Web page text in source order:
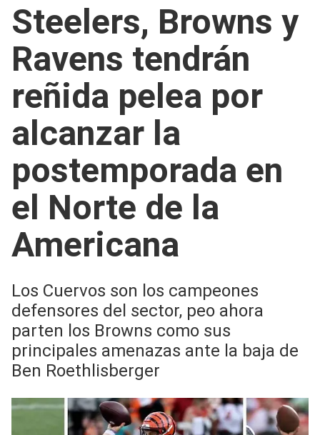
Steelers, Browns y
Ravens tendrán
reñida pelea por
alcanzar la
postemporada en
el Norte de la
Americana
Los Cuervos son los campeones
defensores del sector, peo ahora
parten los Browns como sus
principales amenazas ante la baja de
Ben Roethlisberger